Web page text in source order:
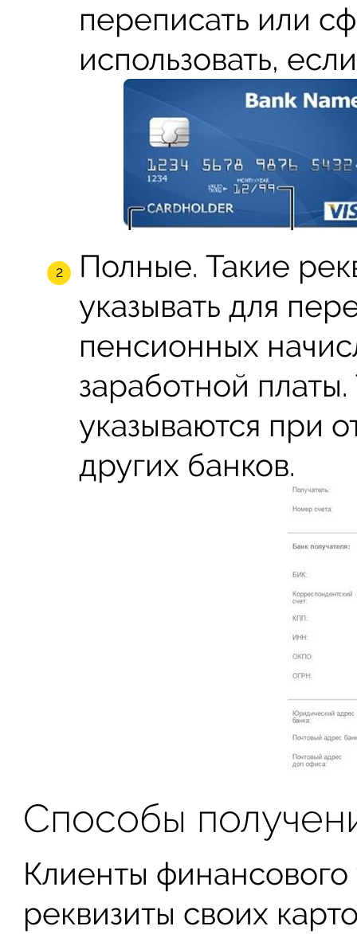
переписать или
использовать,
Полные. Такие
указывать для
пенсионных
заработной
указываются при
других банков.
Способы
Клиенты
реквизиты своих